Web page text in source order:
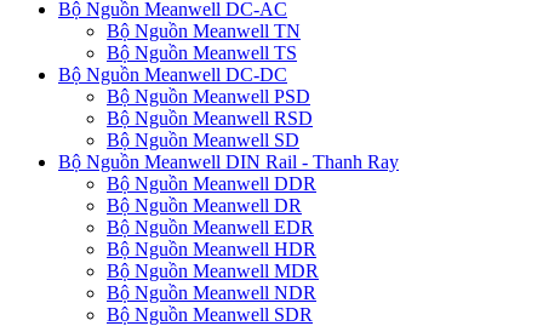
Bộ Nguồn Meanwell DC-AC
Bộ Nguồn Meanwell TN
Bộ Nguồn Meanwell TS
Bộ Nguồn Meanwell DC-DC
Bộ Nguồn Meanwell PSD
Bộ Nguồn Meanwell RSD
Bộ Nguồn Meanwell SD
Bộ Nguồn Meanwell DIN Rail - Thanh Ray
Bộ Nguồn Meanwell DDR
Bộ Nguồn Meanwell DR
Bộ Nguồn Meanwell EDR
Bộ Nguồn Meanwell HDR
Bộ Nguồn Meanwell MDR
Bộ Nguồn Meanwell NDR
Bộ Nguồn Meanwell SDR